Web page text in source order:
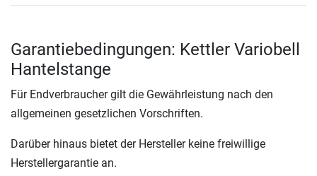
Garantiebedingungen: Kettler Variobell
Hantelstange
Für Endverbraucher gilt die Gewährleistung nach den
allgemeinen gesetzlichen Vorschriften.
Darüber hinaus bietet der Hersteller keine freiwillige
Herstellergarantie an.